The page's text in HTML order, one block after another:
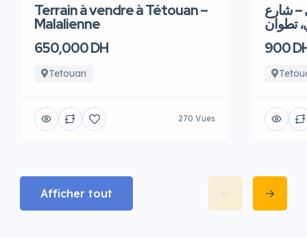
Terrain à vendre à Tétouan –
Malalienne
650,000 DH
Tetouan
270 Vues
– شارع
تطوان
900
Afficher tout